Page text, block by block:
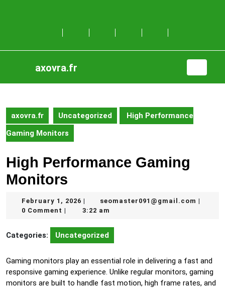
axovra.fr
axovra.fr Uncategorized
High Performance
Gaming Monitors
High Performance Gaming
Monitors
February 1, 2026 February
1,
seomaster091@gmail.com
0 Comment 3:22 am
Categories: Uncategorized
Gaming monitors play an essential role in delivering a fast and
responsive gaming experience. Unlike regular monitors, gaming
monitors are built to handle fast motion, high frame rates, and